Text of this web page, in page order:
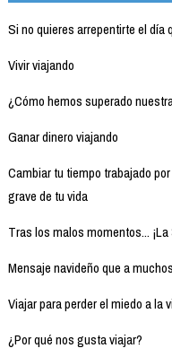
Si no quieres arrepentirte el día
Vivir viajando
¿Cómo hemos superado
Ganar dinero viajando
Cambiar tu tiempo trabajado
grave de tu vida
Tras los malos momentos... ¡La
Mensaje navideño que a
Viajar para perder el miedo a la
¿Por qué nos gusta viajar?